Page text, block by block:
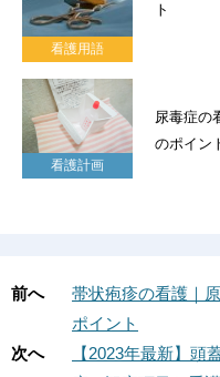
看護用語
ト
看護計画
尿毒症の
のポイン
前へ
帯状疱疹の看護｜
ポイント
次へ
【2023年最新】頭